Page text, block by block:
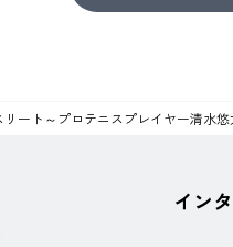
ート～プロテニスプレイヤー清水悠
イン